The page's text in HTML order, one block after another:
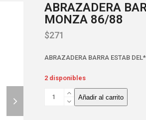
slide
ABRAZADERA
MONZA 86/88
$271
ABRAZADERA BARRA ESTAB
2 disponibles
ABRAZADERA
Añadir al carrito